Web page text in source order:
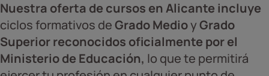
Nuestra oferta de cursos en Alicante incluye
ciclos formativos deGrado MedioyGrado
Superiorreconocidos oficialmente por el
Ministerio de Educación, lo que te permitirá